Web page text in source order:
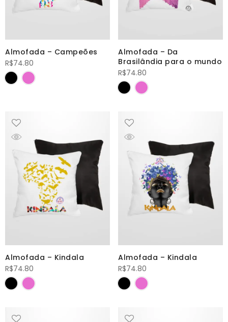
Almofada – Campeões
R$74.80
Almofada – Da
Brasilândia para o mundo
R$74.80
Almofada – Kindala
R$74.80
Almofada – Kindala
R$74.80